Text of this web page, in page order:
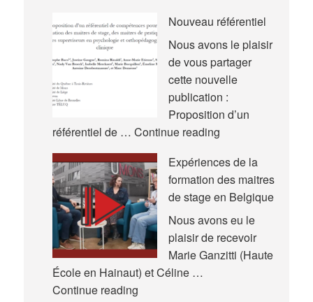
–
Congrès
International
l’Actualité
la
en
Éducation
et
en
Formation
(AREF)
Nouveau référentiel
Nous avons le plaisir
de vous partager
cette nouvelle
publication :
Proposition d’un
référentiel de … Continue readingNouveau
Expériences de la
formation des maitres
de stage en Belgique
Nous avons eu le
plaisir de recevoir
Marie Ganzitti (Haute
École en Hainaut) et Céline …
Continue readingExpériences